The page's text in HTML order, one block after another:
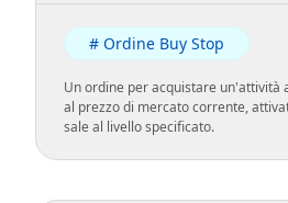
# Ordine Buy Stop
Un ordine per acquistare un'attività
al prezzo di mercato corrente,
sale al livello specificato.